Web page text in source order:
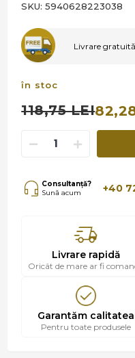
SKU: 5940628223038
Livrare gratuită
în stoc
118,75 LEI
Consultanță?
Sună acum
+40
Livrare rapidă
Oricât de mare ar fi
Garantăm calitatea
Pentru toate produsele